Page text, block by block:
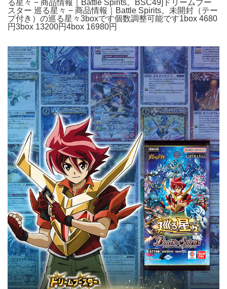
る星々 − 商品情報｜Battle Spirits。BSC49]ドリームブー
スター 巡る星々 − 商品情報｜Battle Spirits。未開封（テー
プ付き）の巡る星々3boxです個数調整可能です1box 4680
円3box 13200円4box 16980円